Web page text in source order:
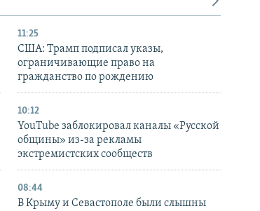
11:25
США: Трамп подписал указы,
ограничивающие право на
гражданство по рождению
10:12
YouTube заблокировал каналы «Русской
общины» из-за рекламы
экстремистских сообществ
08:44
В Крыму и Севастополе были слышны